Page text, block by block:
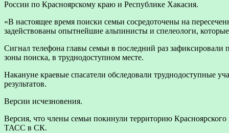
России по Красноярскому краю и Республике Хакасия.
«В настоящее время поиски семьи сосредоточены на
задействованы опытнейшие альпинисты и спелеологи,
Сигнал телефона главы семьи в последний раз
зоны поиска, в труднодоступном месте.
Накануне краевые спасатели обследовали труднодоступные
результатов.
Версии исчезновения.
Версия, что члены семьи покинули территорию
ТАСС в СК.